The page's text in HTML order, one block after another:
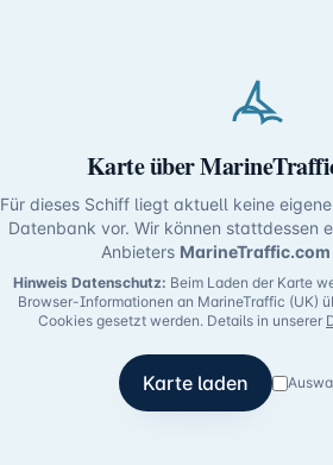
Karte über
Für dieses Schiff liegt aktuell keine
Datenbank vor. Wir können stattdessen
Anbieters MarineTraffic.com
Hinweis Datenschutz: Beim Laden der Karte
Browser-Informationen an MarineTraffic (UK)
Cookies gesetzt werden. Details in unserer
Karte laden